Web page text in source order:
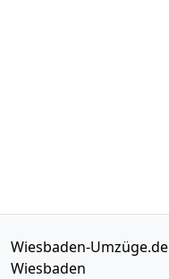
Wiesbaden-Umzüge.de
Wiesbaden